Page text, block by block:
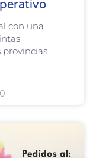
con una
provincias